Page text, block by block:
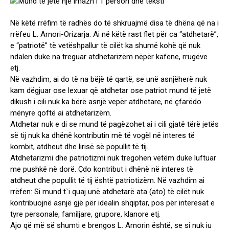
Në këtë rrëfim të radhës do të shkruajmë disa të dhëna që na i
rrëfeu L. Arnori-Orizarja. Ai në këtë rast flet për ca “atdhetarë”,
e “patriotë” të vetëshpallur të cilët ka shumë kohë që nuk
ndalen duke na treguar atdhetarizëm nëpër kafene, rrugëve
etj.
Në vazhdim, ai do të na bëjë të qartë, se unë asnjëherë nuk
kam dëgjuar ose lexuar që atdhetar ose patriot mund të jetë
dikush i cili nuk ka bërë asnjë vepër atdhetare, në çfarëdo
mënyre qoftë ai atdhetarizëm.
Atdhetar nuk e di se mund të pagëzohet ai i cili gjatë tërë jetës
së tij nuk ka dhënë kontributin më të vogël në interes të
kombit, atdheut dhe lirisë së popullit të tij.
Atdhetarizmi dhe patriotizmi nuk tregohen vetëm duke luftuar
me pushkë në dorë. Çdo kontribut i dhënë në interes të
atdheut dhe popullit të tij është patriotizëm. Në vazhdim ai
rrëfen: Si mund t`i quaj unë atdhetarë ata (ato) të cilët nuk
kontribuojnë asnjë gjë për idealin shqiptar, pos për interesat e
tyre personale, familjare, grupore, klanore etj.
Ajo që më së shumti e brengos L. Arnorin është, se si nuk iu